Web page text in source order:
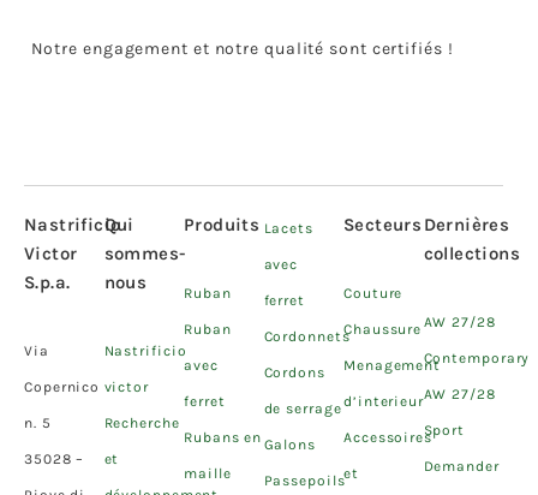
Notre engagement et notre qualité sont certifiés !
Nastrificio
Victor
S.p.a.
Via
Copernico
n. 5
35028 –
Qui
sommes-
nous
Nastrificio
victor
Recherche
et
Produits
Ruban
Ruban
avec
ferret
Rubans en
maille
Lacets
avec
ferret
Cordonnets
Cordons
de serrage
Galons
Passepoils
Secteurs
Couture
Chaussure
Menagement
d’interieur
Accessoires
et
Dernières
collections
AW 27/28
Contemporary
AW 27/28
Sport
Demander